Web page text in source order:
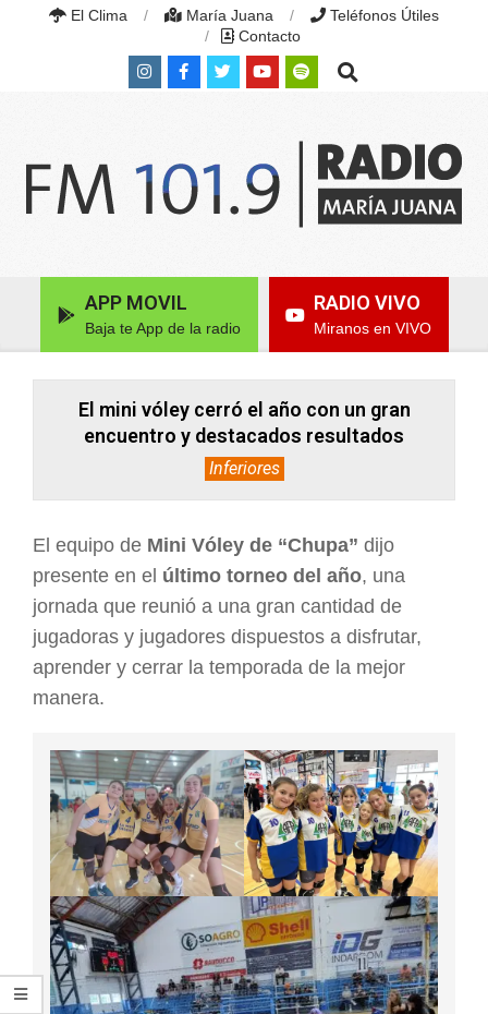
El Clima María Juana
Teléfonos Útiles
Contacto
Search
JUANA
FM
JUANA,
ARGENTINA
Navigation APP MOVIL
Baja te App de la radio
RADIO VIVO
Miranos en VIVO
El mini vóley cerró el año con un gran
encuentro y destacados resultados
Inferiores
El equipo de Mini Vóley de “Chupa” dijo
presente en el último torneo del año, una
jornada que reunió a una gran cantidad de
jugadoras y jugadores dispuestos a disfrutar,
aprender y cerrar la temporada de la mejor
manera.